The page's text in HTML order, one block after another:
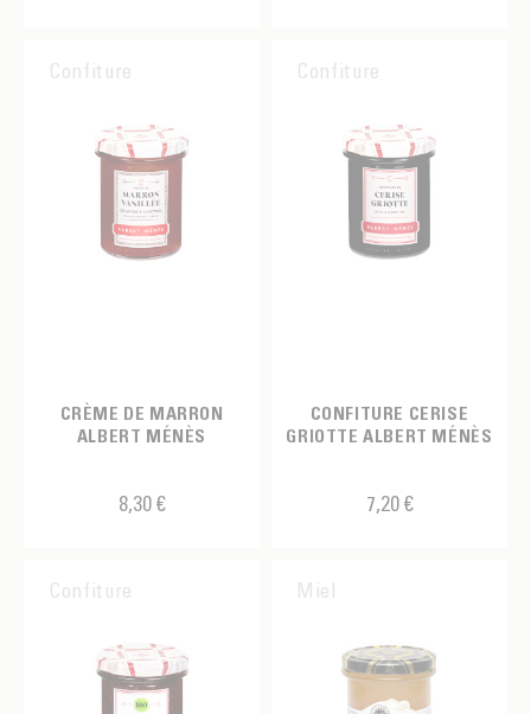
Confiture
CRÈME DE MARRON
ALBERT MÉNÈS
8,30 €
Confiture
CONFITURE CERISE
GRIOTTE ALBERT MÉNÈS
7,20 €
Confiture Miel